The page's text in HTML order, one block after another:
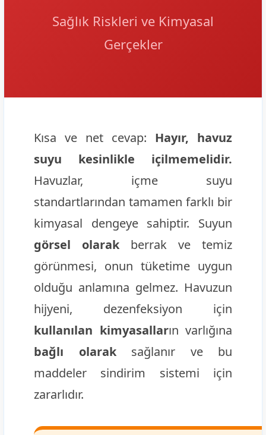
Sağlık Riskleri ve Kimyasal
Gerçekler
Kısa ve net cevap: Hayır, havuz
suyu kesinlikle içilmemelidir.
Havuzlar, içme suyu
standartlarından tamamen farklı bir
kimyasal dengeye sahiptir. Suyun
görsel olarak berrak ve temiz
görünmesi, onun tüketime uygun
olduğu anlamına gelmez. Havuzun
hijyeni, dezenfeksiyon için
kullanılan kimyasalların varlığına
bağlı olaraksağlanır ve bu
maddeler sindirim sistemi için
zararlıdır.